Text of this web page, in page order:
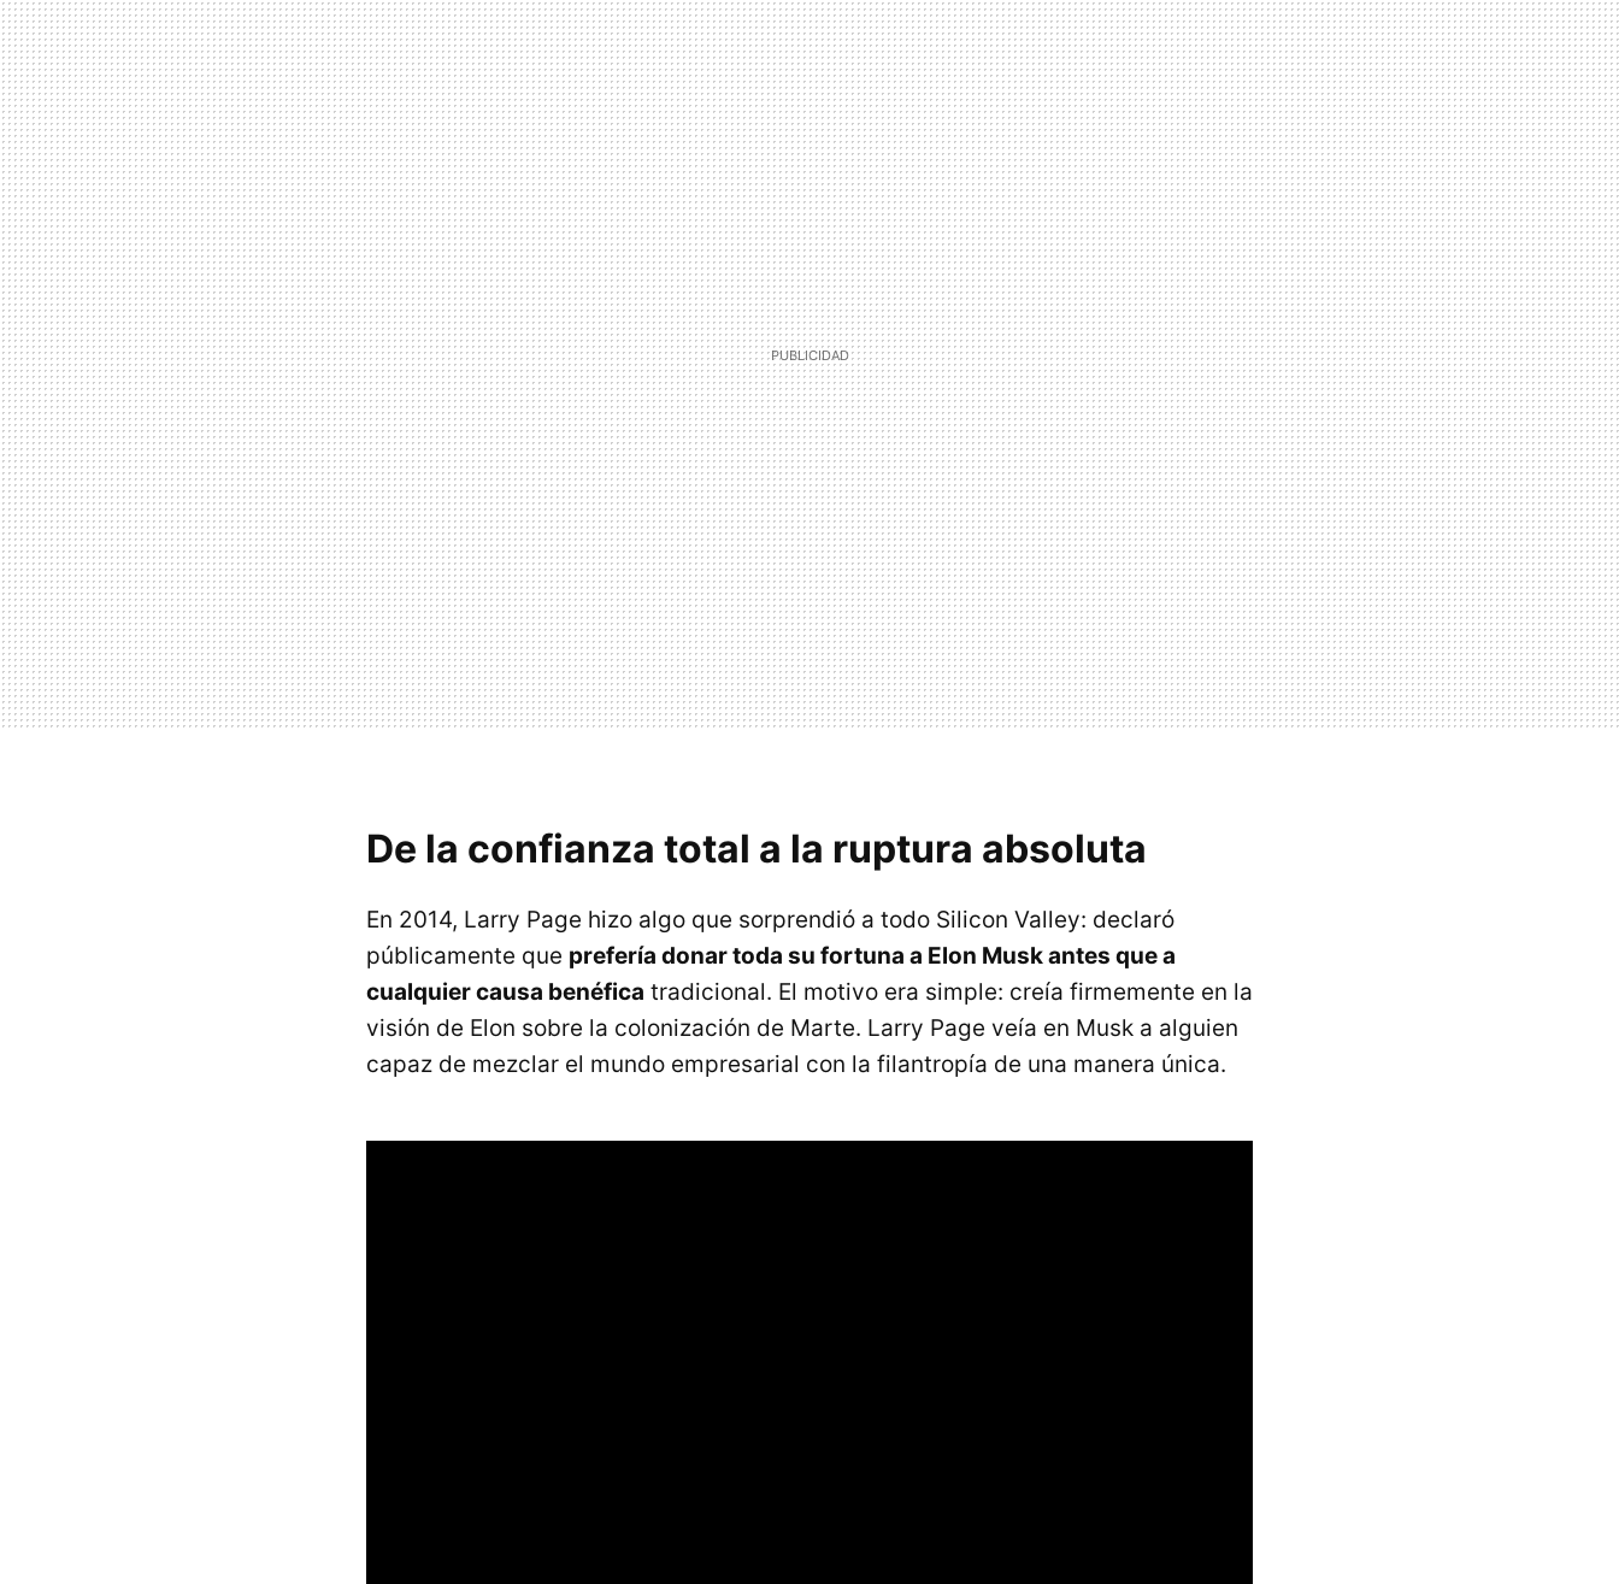
De la confianza total a la ruptura absoluta
En 2014, Larry Page hizo algo que sorprendió a todo Silicon Valley: declaró
públicamente que prefería donar toda su fortuna a Elon Musk antes que a
cualquier causa benéfica tradicional. El motivo era simple: creía firmemente en la
visión de Elon sobre la colonización de Marte. Larry Page veía en Musk a alguien
capaz de mezclar el mundo empresarial con la filantropía de una manera única.